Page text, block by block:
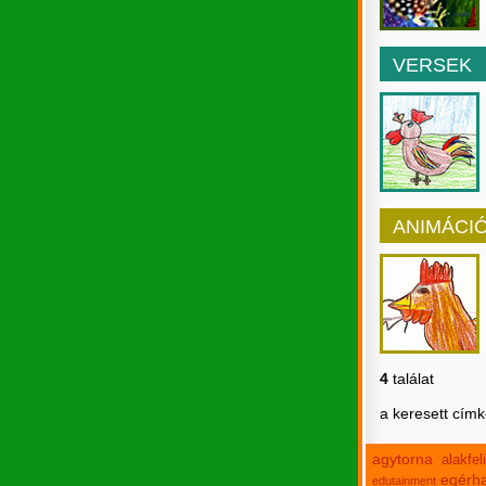
VERSEK
4 találat
a keresett
agytorna
edutainment